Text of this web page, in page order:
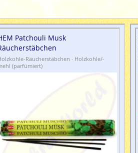
Patchouli Musk
Räucherstäbchen · Holzkohle/-
(parfümiert)